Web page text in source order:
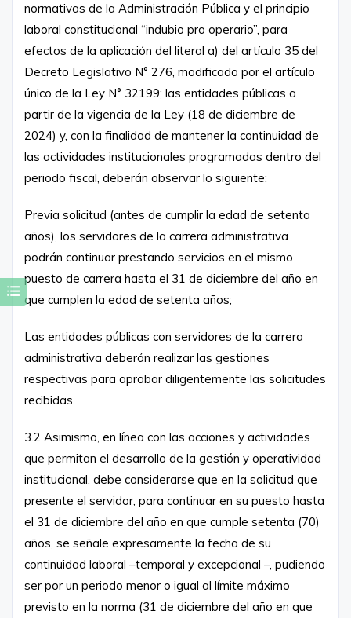
normativas de la Administración Pública y el principio
laboral constitucional “indubio pro operario”, para
efectos de la aplicación del literal a) del artículo 35 del
Decreto Legislativo N° 276, modificado por el artículo
único de la Ley N° 32199; las entidades públicas a
partir de la vigencia de la Ley (18 de diciembre de
2024) y, con la finalidad de mantener la continuidad de
las actividades institucionales programadas dentro del
periodo fiscal, deberán observar lo siguiente:
Previa solicitud (antes de cumplir la edad de setenta
años), los servidores de la carrera administrativa
podrán continuar prestando servicios en el mismo
puesto de carrera hasta el 31 de diciembre del año en
que cumplen la edad de setenta años;
Las entidades públicas con servidores de la carrera
administrativa deberán realizar las gestiones
respectivas para aprobar diligentemente las solicitudes
recibidas.
3.2 Asimismo, en línea con las acciones y actividades
que permitan el desarrollo de la gestión y operatividad
institucional, debe considerarse que en la solicitud que
presente el servidor, para continuar en su puesto hasta
el 31 de diciembre del año en que cumple setenta (70)
años, se señale expresamente la fecha de su
continuidad laboral –temporal y excepcional –, pudiendo
ser por un periodo menor o igual al límite máximo
previsto en la norma (31 de diciembre del año en que